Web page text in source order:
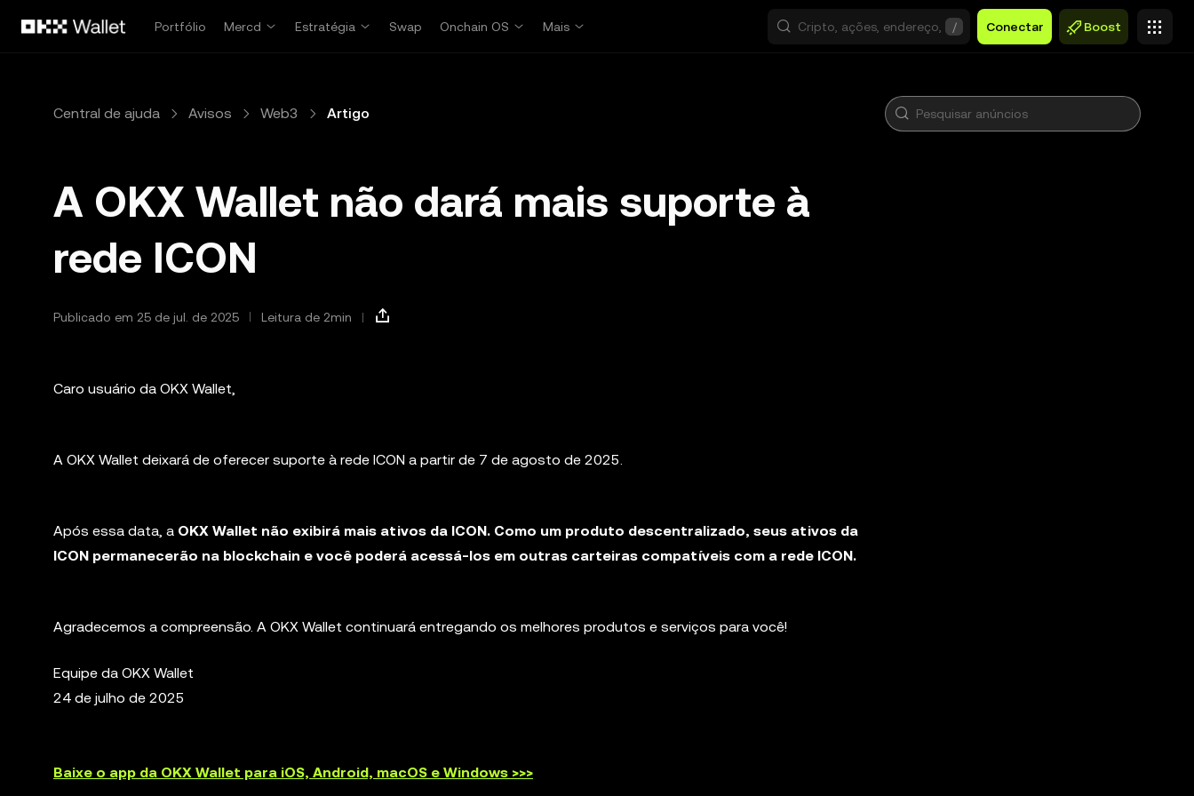
Portfólio
Mercd Estratégia Swap Onchain OS Mais / Conectar Boost
Central de ajuda Avisos Web3 Artigo
A OKX Wallet não dará mais suporte à
rede ICON
Publicado em 25 de jul. de 2025 Leitura de 2min
Caro usuário da OKX Wallet,
A OKX Wallet deixará de oferecer suporte à rede ICON a partir de 7 de agosto de 2025.
Após essa data, a OKX Wallet não exibirá mais ativos da ICON. Como um produto descentralizado, seus ativos da
ICON permanecerão na blockchain e você poderá acessá-los em outras carteiras compatíveis com a rede ICON.
Agradecemos a compreensão. A OKX Wallet continuará entregando os melhores produtos e serviços para você!
Equipe da OKX Wallet
24 de julho de 2025
Baixe o app da OKX Wallet para iOS, Android, macOS e Windows >>>